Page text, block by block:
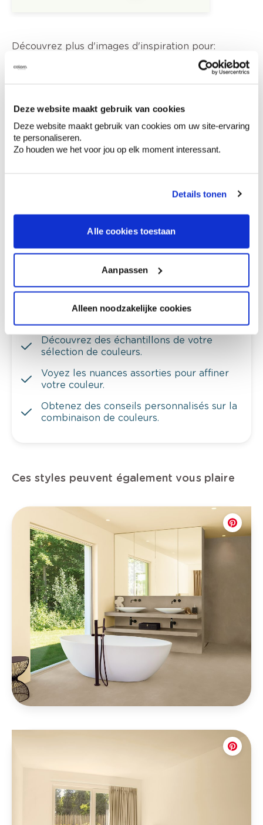
Deze website maakt gebruik van cookies
Deze website maakt gebruik van cookies om uw site-ervaring
te personaliseren.
Zo houden we het voor jou op elk moment interessant.
Details tonen
Alle cookies toestaan
Aanpassen
Alleen noodzakelijke cookies
Découvrez plus d'images d'inspiration pour:
Off white
Obtenez un conseil couleur en fonction de
l'éclairage et de votre mobilier.
Obtenez un contrôle technologique de vos
murs.
Voyez votre couleur en magasin
Découvrez des échantillons de votre
sélection de couleurs.
Voyez les nuances assorties pour affiner
votre couleur.
Obtenez des conseils personnalisés sur la
combinaison de couleurs.
Ces styles peuvent également vous plaire